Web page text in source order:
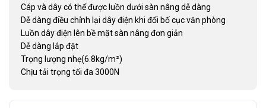
Cáp và dây có thể được luồn dưới sàn nâng dễ dàng
Dễ dàng điều chỉnh lại dây điện khi đổi bố cục văn phòng
Luồn dây điện lên bề mặt sàn nâng đơn giản
Dễ dàng lắp đặt
Trọng lượng nhẹ(6.8kg/m²)
Chịu tải trọng tối đa 3000N